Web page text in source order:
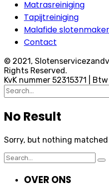
Matrasreiniging
Tapijtreiniging
Malafide
Contact
© 2021,
Rights Reserved.
KvK nummer 52315371 |
Search
for:
No Result
Sorry, but nothing
Search
for:
OVER ONS